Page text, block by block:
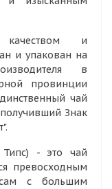
качеством и
и упакован на
в
провинции
чай
Знак
Типс) - это чай
превосходным
с большим